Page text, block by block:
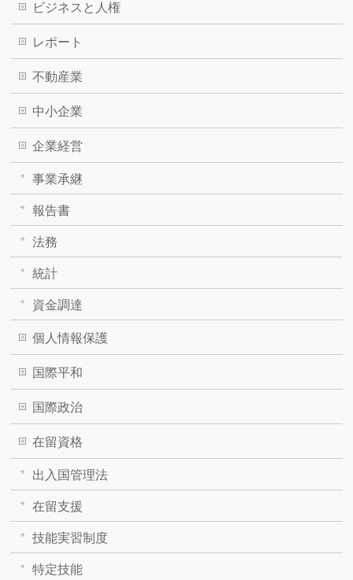
ビジネスと人権
レポート
不動産業
中小企業
企業経営
事業承継
報告書
法務
統計
資金調達
個人情報保護
国際平和
国際政治
在留資格
出入国管理法
在留支援
技能実習制度
特定技能